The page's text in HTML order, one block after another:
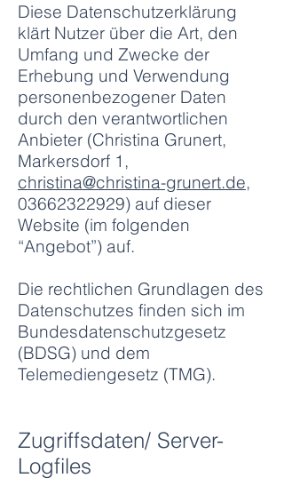
Diese Datenschutzerklärung
klärt Nutzer über die Art, den
Umfang und Zwecke der
Erhebung und Verwendung
personenbezogener Daten
durch den verantwortlichen
Anbieter (Christina Grunert,
Markersdorf 1,
christina@christina-grunert.de,
03662322929) auf dieser
Website (im folgenden
“Angebot”) auf.
Die rechtlichen Grundlagen des
Datenschutzes finden sich im
Bundesdatenschutzgesetz
(BDSG) und dem
Telemediengesetz (TMG).
Zugriffsdaten/ Server-
Logfiles